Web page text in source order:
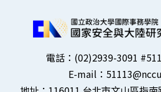
電話：(02)2939-3091
E-mail：